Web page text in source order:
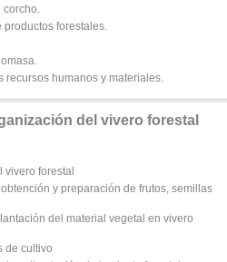
forestales.
humanos y materiales.
del vivero forestal
vivero forestal
y preparación de frutos, semillas
del material vegetal en vivero
de cultivo